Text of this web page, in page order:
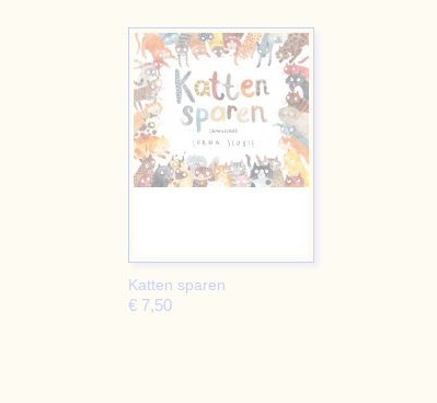
Katten sparen
€ 7,50